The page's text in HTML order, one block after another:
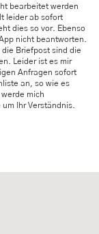
bearbeitet werden
leider ab sofort
dies so vor. Ebenso
nicht beantworten.
Briefpost sind die
Leider ist es mir
Anfragen sofort
an, so wie es
mich
Ihr Verständnis.